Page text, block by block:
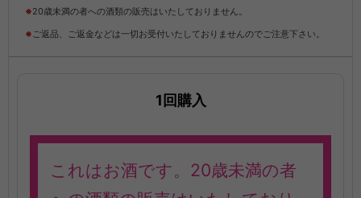
※20歳未満の者への酒類の販売はいたしておりません。
※ご返品、ご返金などは一切お受付いたしておりませんのでご注意下さい。
1回購入
これはお酒です。20歳未満の者